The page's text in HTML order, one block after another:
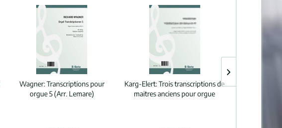
Wagner:Transcriptions pour
orgue 5 (Arr. Lemare)
Karg-Elert:Trois transcriptions de
maitres anciens pour orgue